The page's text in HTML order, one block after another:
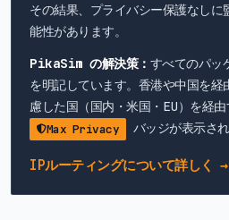
その結果、プライバシー保護なし
能性があります。
PikaSim の解決策： すべてのパッ
を明記しています。香港や中国を
慮した国（国内・米国・EU）を経由
Max Privacy バッジが表示され
IPルーティングについて詳しく →